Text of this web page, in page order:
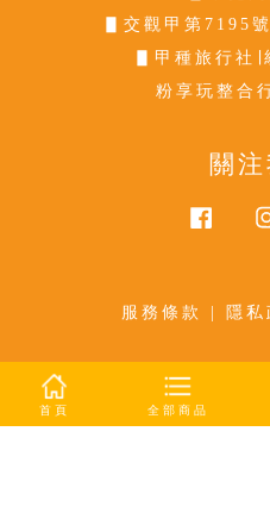
▋交觀甲第7195
▋甲種旅行社∣
粉享玩整合
關
服務條款 | 隱私
首頁 全部商品